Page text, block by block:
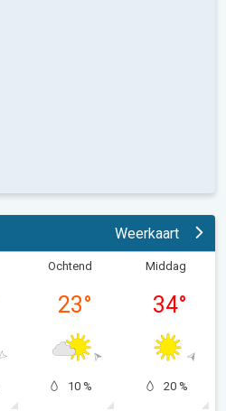
Weerkaart
Ochtend
23°
10 %
Middag
34°
20 %